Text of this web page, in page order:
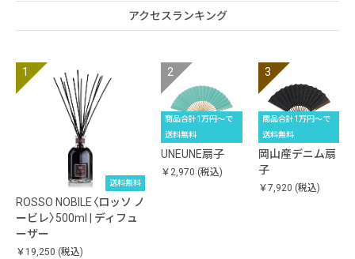
アクセスランキング
送料無料
ROSSO NOBILE〈ロッソ ノ
ービレ〉500ml | ディフュ
ーザー
￥19,250 (税込)
商品合計1万円〜で
送料無料
UNEUNE扇子
￥2,970 (税込)
商品合計1万円〜で
送料無料
岡山産デニム扇
子
￥7,920 (税込)